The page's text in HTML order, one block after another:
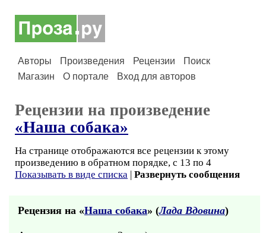
Авторы Произведения Рецензии
Поиск
Магазин
О портале Вход для авторов
Рецензии на произведение
«Наша собака»
На странице отображаются все рецензии к этому
произведению в обратном порядке, с 13 по 4
Показывать в виде списка | Развернуть сообщения
Рецензия на «Наша собака» (Лада Вдовина)